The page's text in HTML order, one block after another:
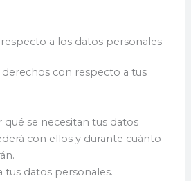
a los datos personales
derechos con respecto a tus
se necesitan tus datos
con ellos y durante cuánto
tus datos personales.